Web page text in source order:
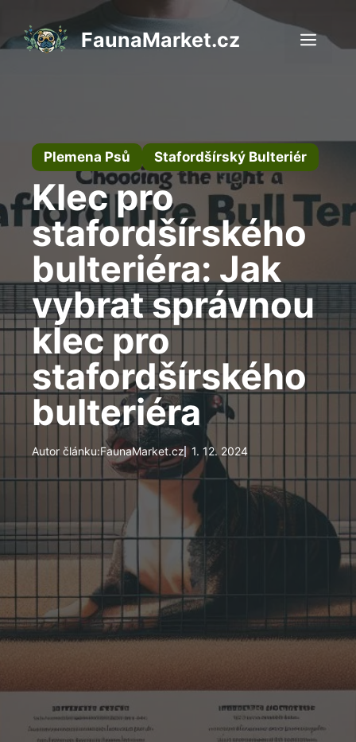
obsah
FaunaMarket.cz
Plemena Psů Stafordšírský Bulteriér
Klec pro
stafordšírského
bulteriéra: Jak
vybrat správnou
klec pro
stafordšírského
bulteriéra
Autor článku:FaunaMarket.cz 1. 12. 2024